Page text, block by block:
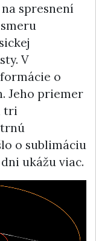
spresnení
V
o
Jeho priemer
tri
o sublimáciu
ukážu viac.